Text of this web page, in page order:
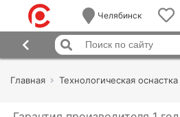
Челябинск
Главная Технологическая оснастка